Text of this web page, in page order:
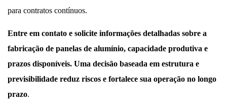
para contratos contínuos.
Entre em contato e solicite informações detalhadas sobre a
fabricação de panelas de alumínio, capacidade produtiva e
prazos disponíveis. Uma decisão baseada em estrutura e
previsibilidade reduz riscos e fortalece sua operação no longo
prazo.